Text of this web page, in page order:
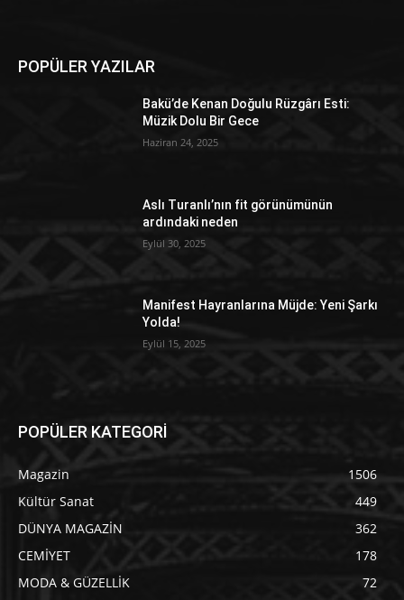
POPÜLER YAZILAR
Bakü’de Kenan Doğulu Rüzgârı Esti:
Müzik Dolu Bir Gece
Haziran 24, 2025
Aslı Turanlı’nın fit görünümünün
ardındaki neden
Eylül 30, 2025
Manifest Hayranlarına Müjde: Yeni Şarkı
Yolda!
Eylül 15, 2025
POPÜLER KATEGORİ
Magazin
1506
Kültür Sanat
449
DÜNYA MAGAZİN
362
CEMİYET
178
MODA & GÜZELLİK
72